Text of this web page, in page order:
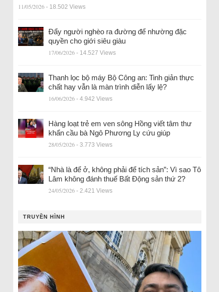
11/05/2026 - 18.502 Views
Đẩy người nghèo ra đường để nhường đặc
quyền cho giới siêu giàu
17/06/2026 - 14.527 Views
Thanh lọc bộ máy Bộ Công an: Tinh giản thực
chất hay vẫn là màn trình diễn lấy lệ?
16/06/2026 - 4.942 Views
Hàng loạt trẻ em ven sông Hồng viết tâm thư
khẩn cầu bà Ngô Phương Ly cứu giúp
28/05/2026 - 3.773 Views
“Nhà là để ở, không phải để tích sản”: Vì sao Tô
Lâm không đánh thuế Bất Động sản thứ 2?
24/05/2026 - 2.421 Views
TRUYỀN HÌNH